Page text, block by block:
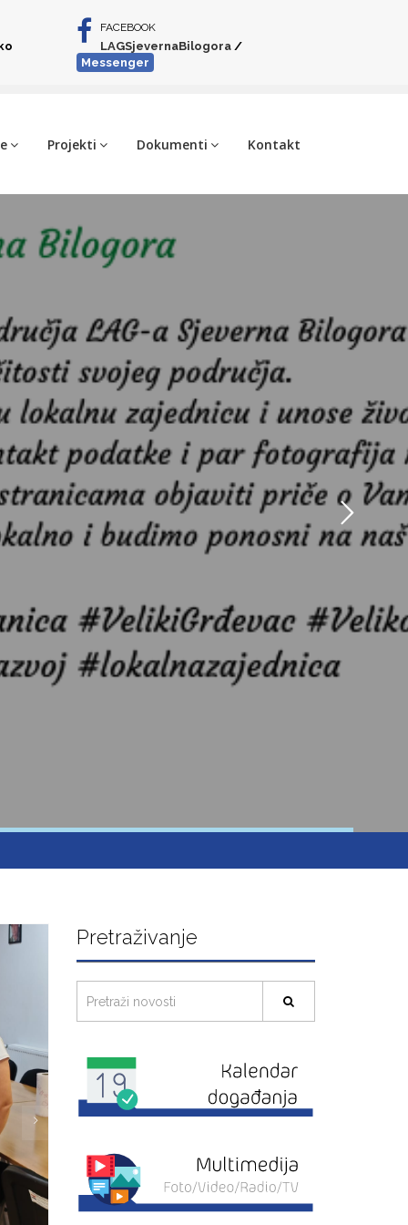
FACEBOOK
LAGSjevernaBilogora/
Messenger
Projekti Dokumenti Kontakt
Pretraživanje